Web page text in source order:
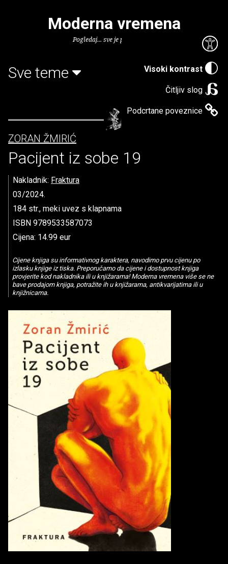
Visoki kontrast
Čitljiv slog
Podcrtane poveznice
Moderna vremena
Pogledaj... sve je puno knjiga.
Sve teme
ZORAN ŽMIRIĆ
Pacijent iz sobe 19
Nakladnik: Fraktura
03/2024.
184 str., meki uvez s klapnama
ISBN 9789533587073
Cijena: 14.99 eur
Cijene knjiga su informativnog karaktera, navodimo prvu cijenu po
izlasku knjige iz tiska. Preporučamo da cijene i dostupnost knjiga
provjerite kod nakladnika ili u knjižarama! Moderna vremena više se ne
bave prodajom knjiga, potražite ih u knjižarama, antikvarijatima ili u
knjižnicama.